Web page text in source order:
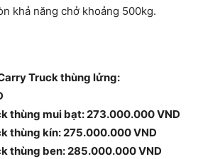
khả năng chở khoảng 500kg.
Truck thùng lửng:
thùng mui bạt: 273.000.000 VND
thùng kín: 275.000.000 VND
thùng ben: 285.000.000 VND